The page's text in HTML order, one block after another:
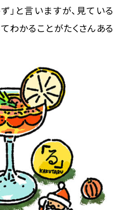
」と言いますが、見ている
わかることがたくさんある